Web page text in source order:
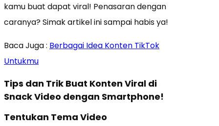
kamu buat dapat viral! Penasaran dengan
caranya? Simak artikel ini sampai habis ya!
Baca Juga : Berbagai Idea Konten TikTok
Untukmu
Tips dan Trik Buat Konten Viral di
Snack Video dengan Smartphone!
Tentukan Tema Video